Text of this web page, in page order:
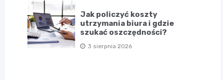
Jak policzyć koszty
utrzymania biura i gdzie
szukać oszczędności?
3 sierpnia 2026